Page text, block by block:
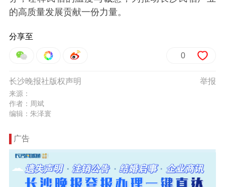
的高质量发展贡献一份力量。
分享至
0
举报
长沙晚报社版权声明
来源：
作者：周斌
编辑：朱泽寰
广告